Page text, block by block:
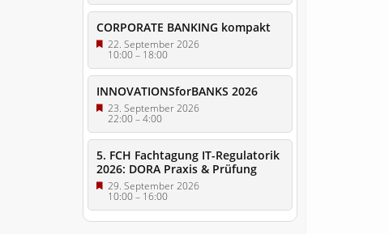
CORPORATE BANKING kompakt
22. September 2026
10:00– 18:00
INNOVATIONSforBANKS 2026
23. September 2026
22:00–4:00
5. FCH Fachtagung IT-Regulatorik
2026: DORA Praxis & Prüfung
29. September 2026
10:00– 16:00